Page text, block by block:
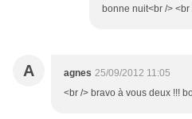
bonne nuit<br /> <br
A agnes 25/09/2012 11:05
<br /> bravo à vous deux !!!